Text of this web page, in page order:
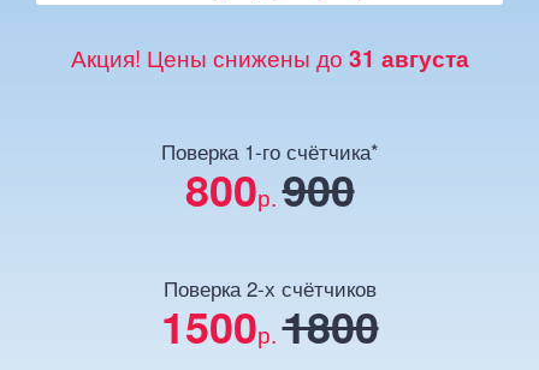
Акция! Цены снижены до 31 августа
Поверка 1-го счётчика*
800р.900
Поверка 2-х счётчиков
1500р. 1800